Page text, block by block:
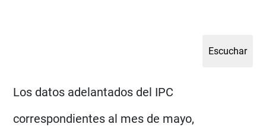
Los datos adelantados del IPC
correspondientes al mes de mayo,